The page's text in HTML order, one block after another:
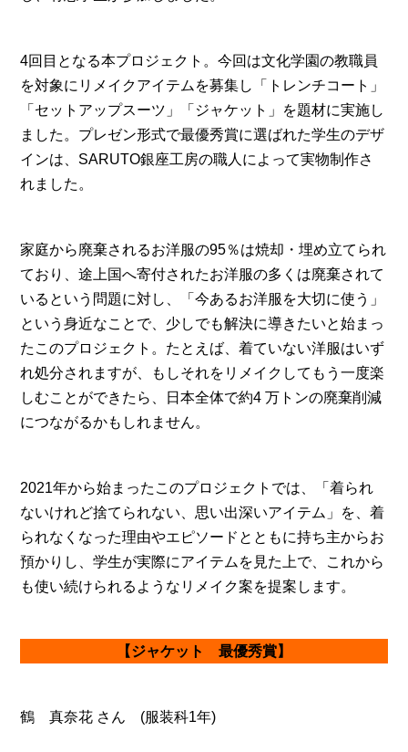
4回目となる本プロジェクト。今回は文化学園の教職員
を対象にリメイクアイテムを募集し「トレンチコート」
「セットアップスーツ」「ジャケット」を題材に実施し
ました。プレゼン形式で最優秀賞に選ばれた学生のデザ
インは、SARUTO銀座工房の職人によって実物制作さ
れました。
家庭から廃棄されるお洋服の95％は焼却・埋め立てられ
ており、途上国へ寄付されたお洋服の多くは廃棄されて
いるという問題に対し、「今あるお洋服を大切に使う」
という身近なことで、少しでも解決に導きたいと始まっ
たこのプロジェクト。たとえば、着ていない洋服はいず
れ処分されますが、もしそれをリメイクしてもう一度楽
しむことができたら、日本全体で約4 万トンの廃棄削減
につながるかもしれません。
2021年から始まったこのプロジェクトでは、「着られ
ないけれど捨てられない、思い出深いアイテム」を、着
られなくなった理由やエピソードとともに持ち主からお
預かりし、学生が実際にアイテムを見た上で、これから
も使い続けられるようなリメイク案を提案します。
【ジャケット 最優秀賞】
鶴 真奈花 さん (服装科1年)